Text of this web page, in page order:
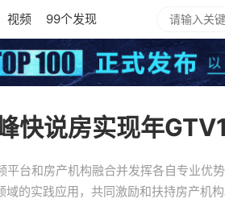
视频 99个发现
快说房实现年
台和房产机构融合并发挥各自专业优
的实践应用，共同激励和扶持房产机